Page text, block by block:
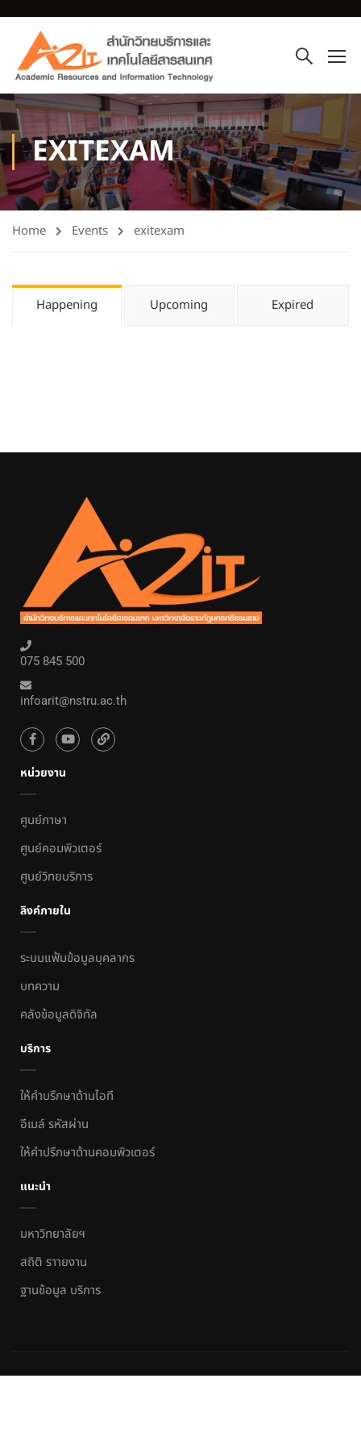
EXITEXAM
Home Events exitexam
Happening Upcoming Expired
075 845 500
infoarit@nstru.ac.th
หน่วยงาน
ศูนย์ภาษา
ศูนย์คอมพิวเตอร์
ศูนย์วิทยบริการ
ลิงค์ภายใน
ระบบแฟ้มข้อมูลบุคลากร
บทความ
คลังข้อมูลดิจิทัล
บริการ
ให้คำบรึกษาด้านไอที
อีเมล์ รหัสผ่าน
ให้คำปรึกษาด้านคอมพิวเตอร์
แนะนำ
มหาวิทยาลัยฯ
สถิติ ราายงาน
ฐานข้อมูล บริการ